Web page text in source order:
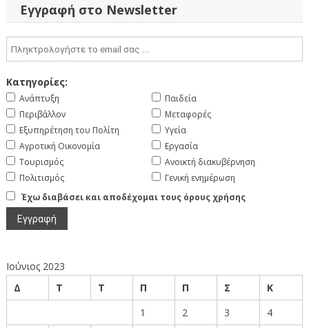
Εγγραφή στο Newsletter
Κατηγορίες:
Ανάπτυξη
Περιβάλλον
Εξυπηρέτηση του Πολίτη
Αγροτική Οικονομία
Τουρισμός
Πολιτισμός
Παιδεία
Μεταφορές
Υγεία
Εργασία
Ανοικτή διακυβέρνηση
Γενική ενημέρωση
Έχω διαβάσει και αποδέχομαι τους όρους χρήσης
Ιούνιος 2023
Δ
Τ Τ Π Π Σ
Κ
1
2 3
4